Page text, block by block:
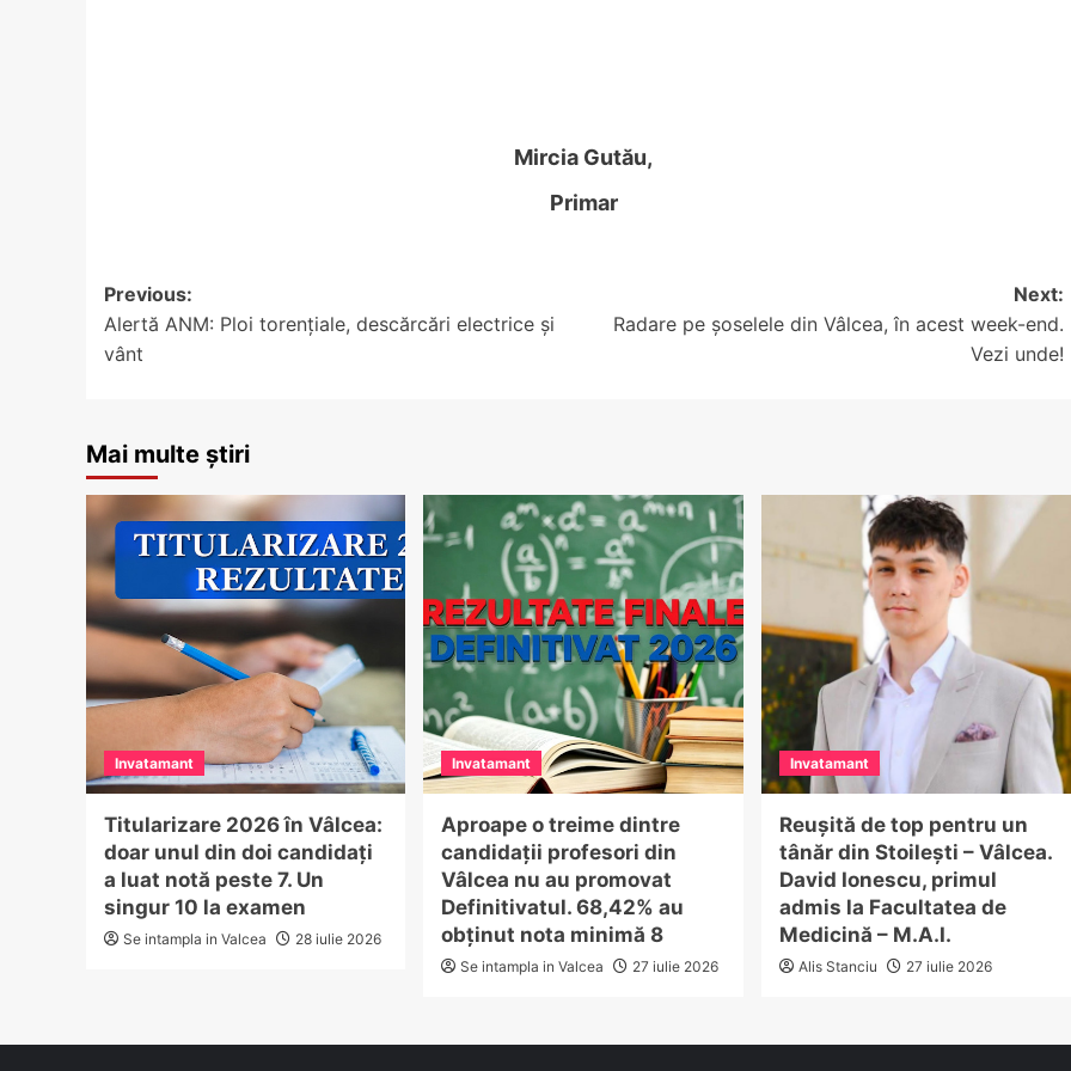
Mircia Gutău,
Primar
Post
navigation
Previous:
Alertă ANM: Ploi torențiale, descărcări electrice și
vânt
Next:
Radare pe șoselele din Vâlcea, în acest week-end.
Vezi unde!
Mai multe știri
Invatamant
Titularizare 2026 în Vâlcea:
doar unul din doi candidați
a luat notă peste 7. Un
singur 10 la examen
Se intampla in Valcea 28 iulie 2026
Invatamant
Aproape o treime dintre
candidații profesori din
Vâlcea nu au promovat
Definitivatul. 68,42% au
obținut nota minimă 8
Se intampla in Valcea 27 iulie 2026
Invatamant
Reușită de top pentru un
tânăr din Stoilești – Vâlcea.
David Ionescu, primul
admis la Facultatea de
Medicină – M.A.I.
Alis Stanciu 27 iulie 2026